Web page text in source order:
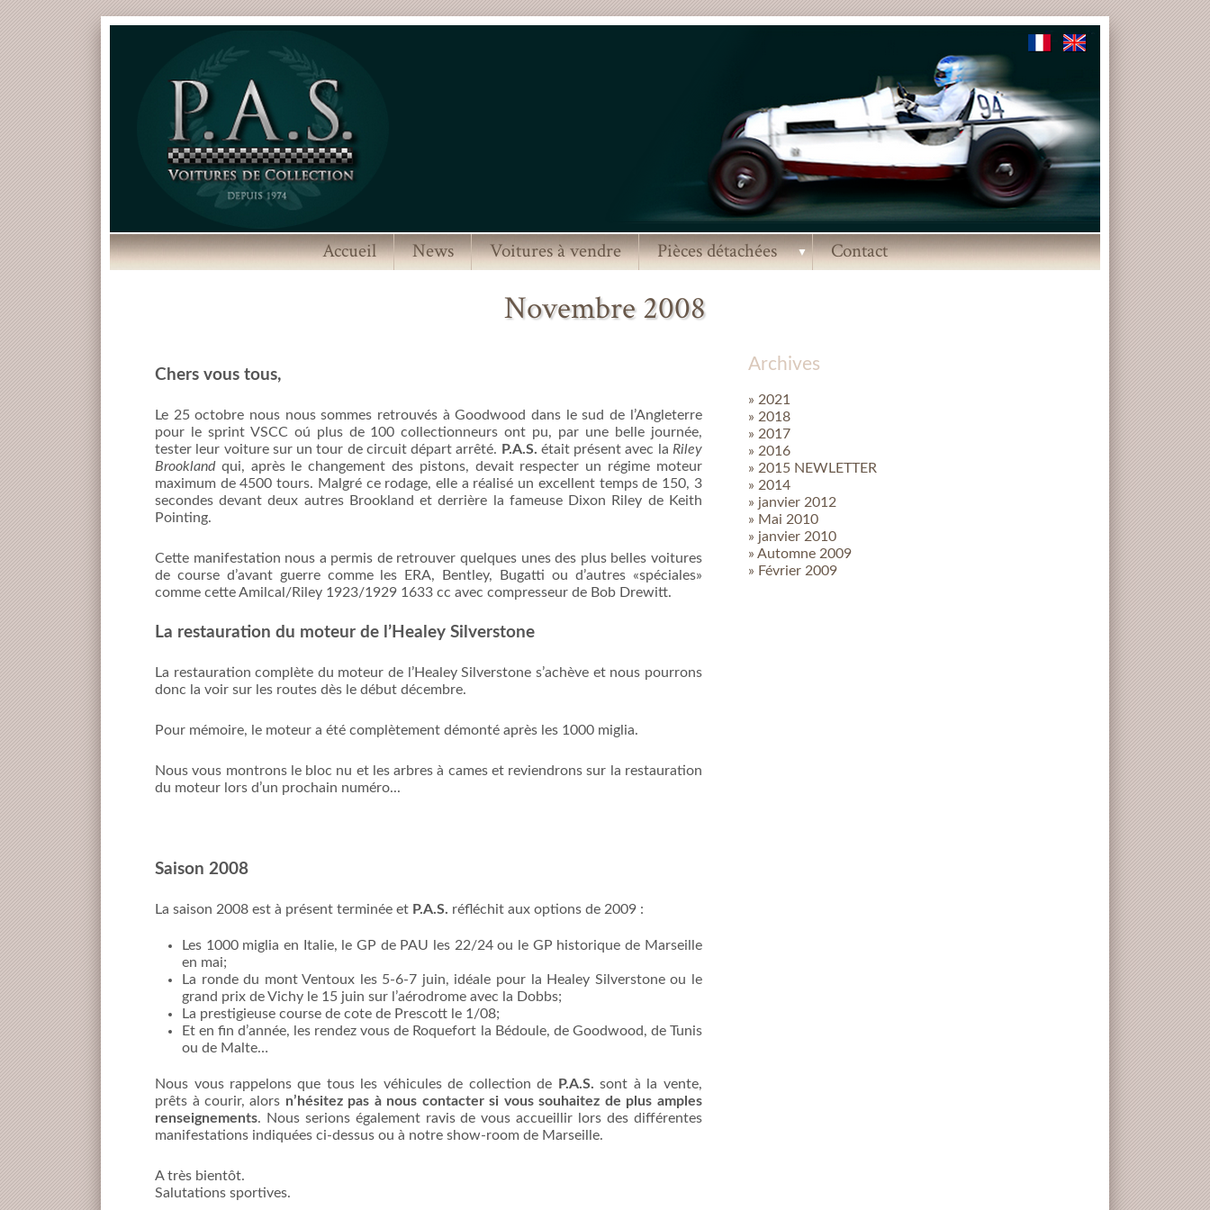
Accueil News Voitures à vendre Pièces détachées ▼ Contact
Novembre 2008
Archives
» 2021
» 2018
» 2017
» 2016
» 2015 NEWLETTER
» 2014
» janvier 2012
» Mai 2010
» janvier 2010
» Automne 2009
» Février 2009
Chers vous tous,
Le 25 octobre nous nous sommes retrouvés à Goodwood dans le sud de l’Angleterre
pour le sprint VSCC oú plus de 100 collectionneurs ont pu, par une belle journée,
tester leur voiture sur un tour de circuit départ arrêté. P.A.S. était présent avec la Riley
Brooklandqui, après le changement des pistons, devait respecter un régime moteur
maximum de 4500 tours. Malgré ce rodage, elle a réalisé un excellent temps de 150, 3
secondes devant deux autres Brookland et derrière la fameuse Dixon Riley de Keith
Pointing.
Cette manifestation nous a permis de retrouver quelques unes des plus belles voitures
de course d’avant guerre comme les ERA, Bentley, Bugatti ou d’autres «spéciales»
comme cette Amilcal/Riley 1923/1929 1633 cc avec compresseur de Bob Drewitt.
La restauration du moteur de l’Healey Silverstone
La restauration complète du moteur de l’Healey Silverstone s’achève et nous pourrons
donc la voir sur les routes dès le début décembre.
Pour mémoire, le moteur a été complètement démonté après les 1000 miglia.
Nous vous montrons le bloc nu et les arbres à cames et reviendrons sur la restauration
du moteur lors d’un prochain numéro...
Saison 2008
La saison 2008 est à présent terminée et P.A.S. réfléchit aux options de 2009 :
Les 1000 miglia en Italie, le GP de PAU les 22/24 ou le GP historique de Marseille
en mai;
La ronde du mont Ventoux les 5-6-7 juin, idéale pour la Healey Silverstone ou le
grand prix de Vichy le 15 juin sur l’aérodrome avec la Dobbs;
La prestigieuse course de cote de Prescott le 1/08;
Et en fin d’année, les rendez vous de Roquefort la Bédoule, de Goodwood, de Tunis
ou de Malte…
Nous vous rappelons que tous les véhicules de collection de P.A.S. sont à la vente,
prêts à courir, alors n’hésitez pas à nous contacter si vous souhaitez de plus amples
renseignements. Nous serions également ravis de vous accueillir lors des différentes
manifestations indiquées ci-dessus ou à notre show-room de Marseille.
A très bientôt.
Salutations sportives.